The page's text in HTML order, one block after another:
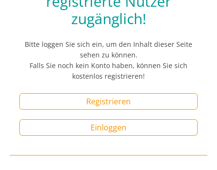
zugänglich!
Bitte loggen Sie sich ein, um den Inhalt dieser Seite
sehen zu können.
Falls Sie noch kein Konto haben, können Sie sich
kostenlos registrieren!
Registrieren
Einloggen